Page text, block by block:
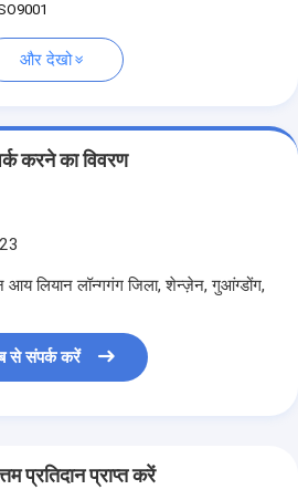
और देखो
करने का विवरण
आय लियान लॉन्गगंग जिला, शेन्ज़ेन, गुआंग्डोंग,
से संपर्क करें
प्रतिदान प्राप्त करें